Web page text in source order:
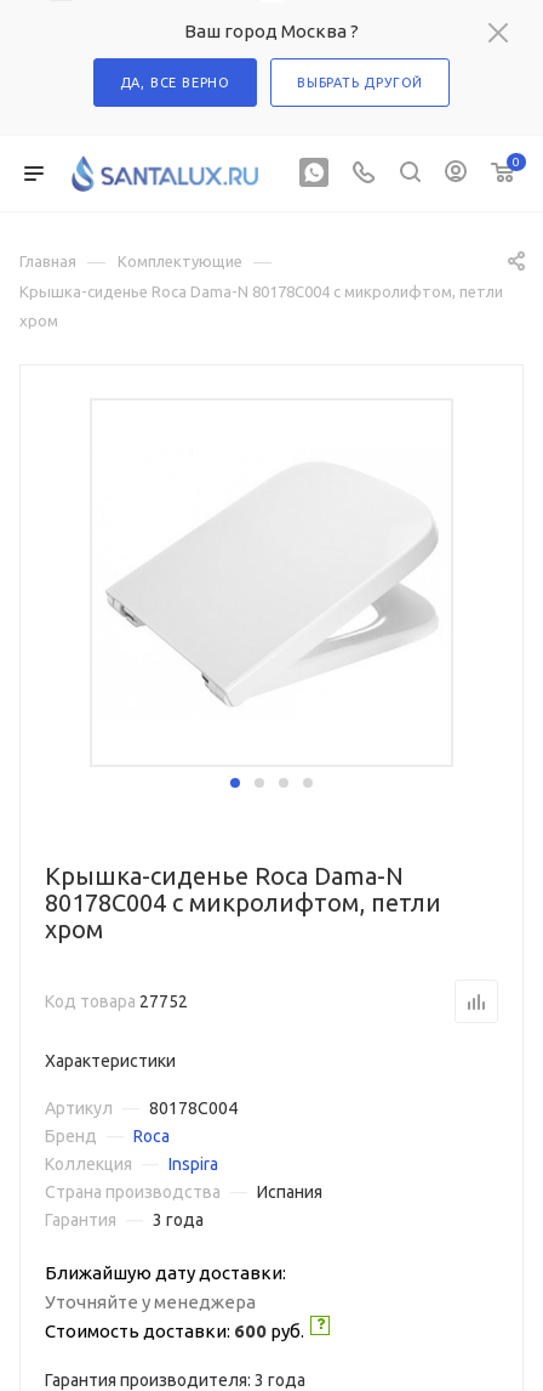
Ваш город Москва ?
ДА, ВСЕ ВЕРНО ВЫБРАТЬ ДРУГОЙ
0
Главная — Комплектующие —
Крышка-сиденье Roca Dama-N 80178C004 с микролифтом, петли
хром
Крышка-сиденье Roca Dama-N
80178C004 с микролифтом, петли
хром
Код товара 27752
Характеристики
Артикул
80178C004
Бренд
Roca
Коллекция
Inspira
Страна производства
Испания
Гарантия
3 года
Ближайшую дату доставки:
Уточняйте у менеджера
Стоимость доставки: 600 руб.
Гарантия производителя: 3 года